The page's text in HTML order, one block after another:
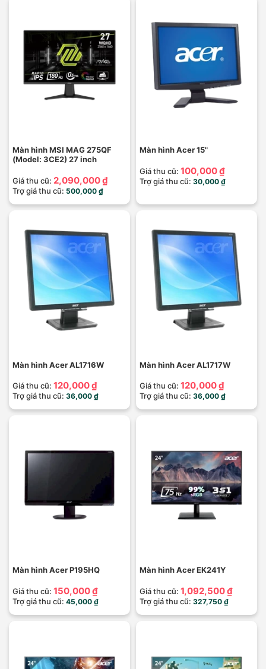
Màn hình MSI MAG 275QF
(Model: 3CE2) 27 inch
Giá thu cũ: 2,090,000 ₫
Trợ giá thu cũ: 500,000 ₫
Màn hình Acer 15"
Giá thu cũ: 100,000 ₫
Trợ giá thu cũ: 30,000 ₫
Màn hình Acer AL1716W
Giá thu cũ: 120,000 ₫
Trợ giá thu cũ: 36,000 ₫
Màn hình Acer AL1717W
Giá thu cũ: 120,000 ₫
Trợ giá thu cũ: 36,000 ₫
Màn hình Acer P195HQ
Giá thu cũ: 150,000 ₫
Trợ giá thu cũ: 45,000 ₫
Màn hình Acer EK241Y
Giá thu cũ: 1,092,500 ₫
Trợ giá thu cũ: 327,750 ₫